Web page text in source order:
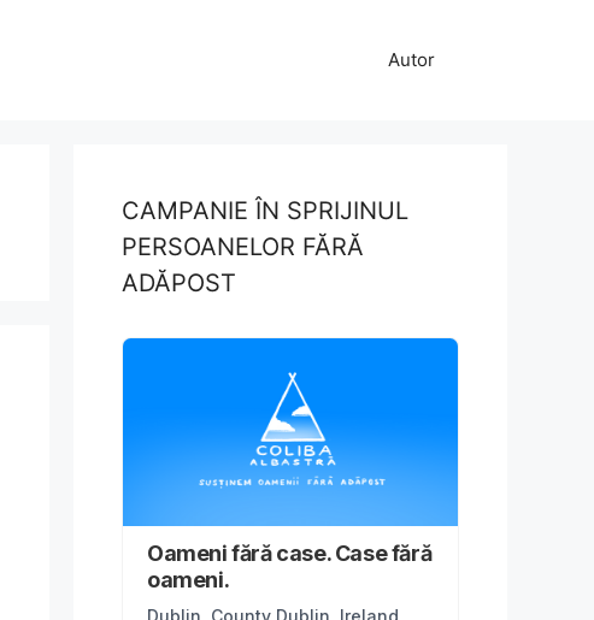
Autor
CAMPANIE ÎN SPRIJINUL
PERSOANELOR FĂRĂ
ADĂPOST